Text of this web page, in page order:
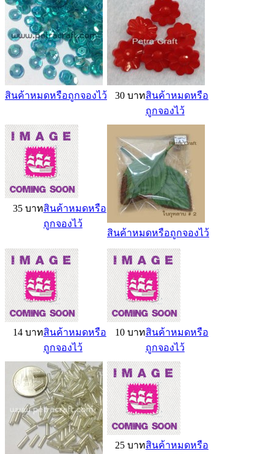
สินค้าหมดหรือถูกจองไว้ 30 บาทสินค้าหมดหรือ
ถูกจองไว้
35 บาทสินค้าหมดหรือ
ถูกจองไว้
สินค้าหมดหรือถูกจองไว้
14 บาทสินค้าหมดหรือ
ถูกจองไว้
10 บาทสินค้าหมดหรือ
ถูกจองไว้
25 บาทสินค้าหมดหรือ